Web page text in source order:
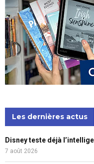
Les dernières actus
Disney teste déjà
7 août 2026